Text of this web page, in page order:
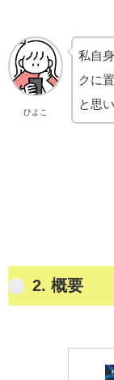
ひよこ
私自
クに
と思
2. 概要